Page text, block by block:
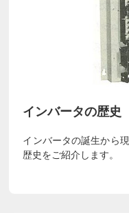
インバータの歴史
インバータの誕生から
歴史をご紹介します。